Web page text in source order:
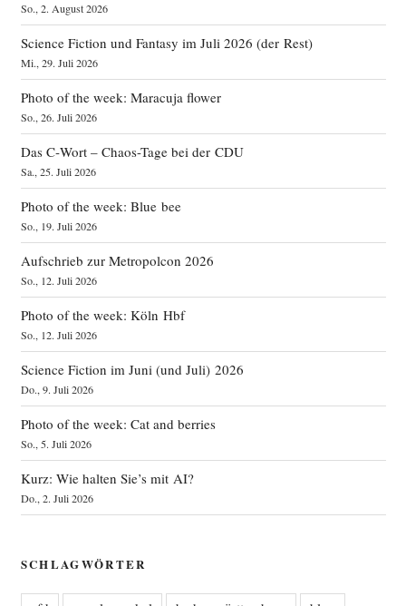
So., 2. August 2026
Science Fiction und Fantasy im Juli 2026 (der Rest)
Mi., 29. Juli 2026
Photo of the week: Maracuja flower
So., 26. Juli 2026
Das C‑Wort – Chaos-Tage bei der CDU
Sa., 25. Juli 2026
Photo of the week: Blue bee
So., 19. Juli 2026
Aufschrieb zur Metropolcon 2026
So., 12. Juli 2026
Photo of the week: Köln Hbf
So., 12. Juli 2026
Science Fiction im Juni (und Juli) 2026
Do., 9. Juli 2026
Photo of the week: Cat and berries
So., 5. Juli 2026
Kurz: Wie halten Sie’s mit AI?
Do., 2. Juli 2026
SCHLAGWÖRTER